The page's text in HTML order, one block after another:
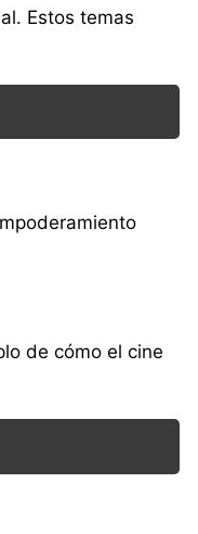
Estos temas
de cómo el cine